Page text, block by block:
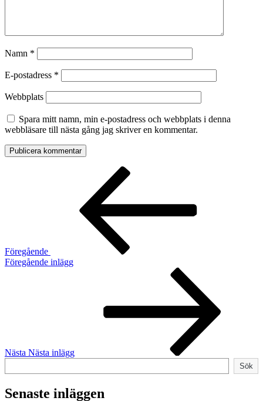
Namn *
E-postadress *
Webbplats
Spara mitt namn, min e-postadress och webbplats i denna
webbläsare till nästa gång jag skriver en kommentar.
Inläggsnavigering
Föregående
Föregående inlägg
Nästa Nästa inlägg
Sök
Senaste inläggen